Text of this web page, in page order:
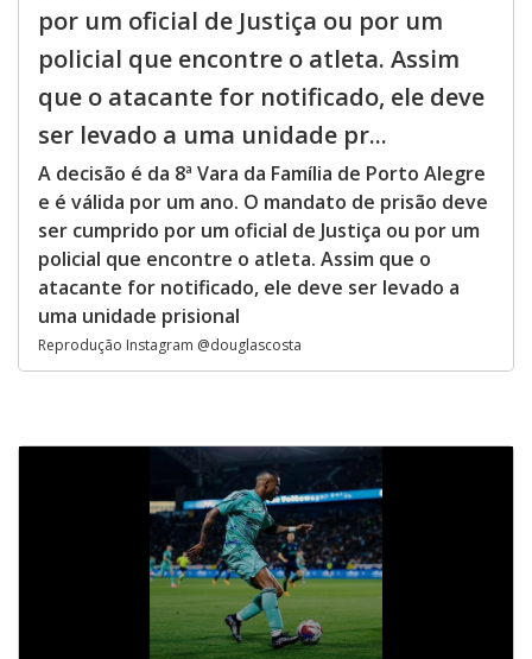
por um oficial de Justiça ou por um
policial que encontre o atleta. Assim
que o atacante for notificado, ele deve
ser levado a uma unidade pr...
A decisão é da 8ª Vara da Família de Porto Alegre
e é válida por um ano. O mandato de prisão deve
ser cumprido por um oficial de Justiça ou por um
policial que encontre o atleta. Assim que o
atacante for notificado, ele deve ser levado a
uma unidade prisional
Reprodução Instagram @douglascosta